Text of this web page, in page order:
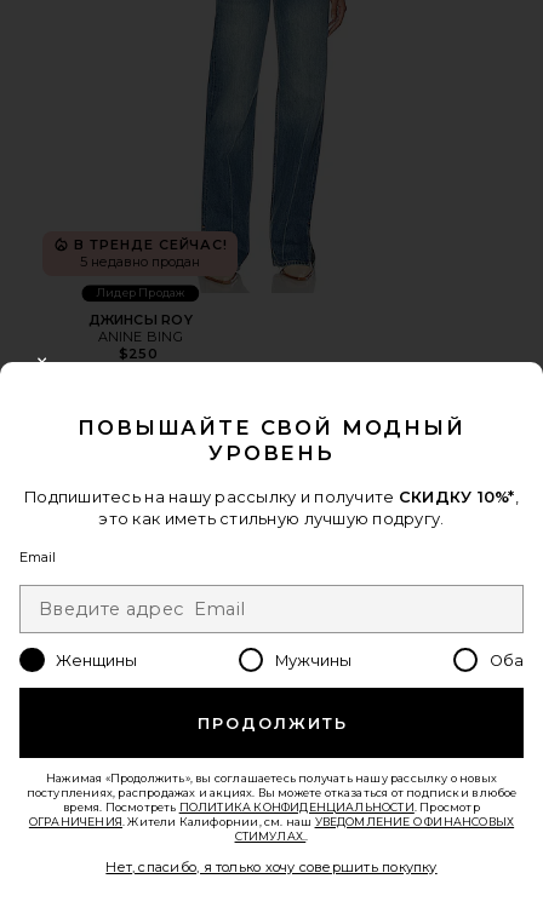
В ТРЕНДЕ СЕЙЧАС!
5 недавно продан
Лидер Продаж
ДЖИНСЫ ROY
ANINE BING
$250
Favorite ДЖИНСЫ БОЙФРЕНД ROY
В ТРЕНДЕ СЕЙЧАС!
Лидер Продаж
ДЖИНСЫ БОЙФРЕНД ROY
ANINE BING
ПОВЫШАЙТЕ СВОЙ МОДНЫЙ
УРОВЕНЬ
Подпишитесь на нашу рассылку и получите СКИДКУ 10%*
это как иметь стильную лучшую подругу.
Email
Женщины Мужчины Оба
ПРОДОЛЖИТЬ
Нажимая «Продолжить», вы соглашаетесь получать нашу рассылку о новых
поступлениях, распродажах и акциях. Вы можете отказаться от подписки в любое
время. Посмотреть ПОЛИТИКА КОНФИДЕНЦИАЛЬНОСТИ . Просмотр
ОГРАНИЧЕНИЯ . Жители Калифорнии, см. наш УВЕДОМЛЕНИЕ О ФИНАНСОВЫХ
СТИМУЛАХ.
Нет, спасибо, я только хочу совершить покупку